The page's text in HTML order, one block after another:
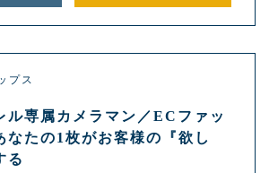
プス
ル専属カメラマン／ECファッ
なたの1枚がお客様の『欲し
る